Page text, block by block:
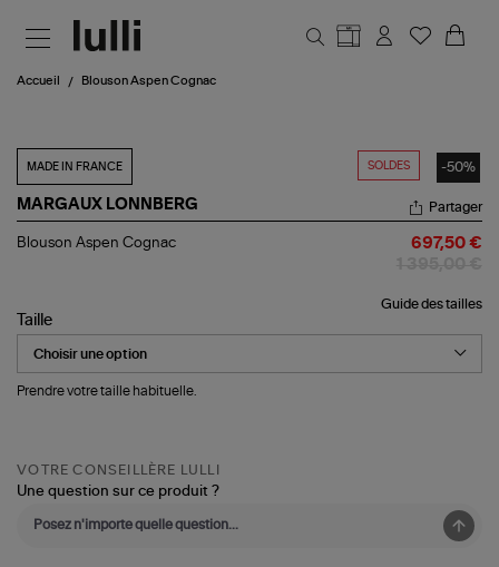
Accueil Blouson Aspen Cognac
SOLDES -50%
MADE IN FRANCE
MARGAUX LONNBERG
Blouson
Partager
Blouson Aspen Cognac 697,50 €
Guide des tailles
Taille
Prendre votre taille habituelle.
VOTRE CONSEILLÈRE LULLI
Une question sur ce produit ?